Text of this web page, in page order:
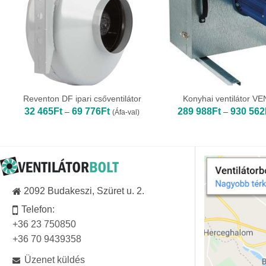
Reventon DF ipari csőventilátor
32 465Ft – 69 776FtÁrtartomány:
32
(Áfa-val)
Konyhai ventilátor
289 988Ft – 930 562
2092 Budakeszi, Szüret u. 2.
Telefon:
+36 23 750850
+36 70 9439358
Üzenet küldés